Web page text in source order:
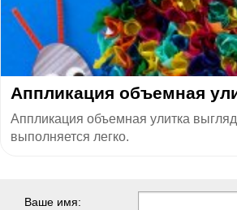
Аппликация объемная
Аппликация объемная улитка
выполняется легко.
Ваше имя: